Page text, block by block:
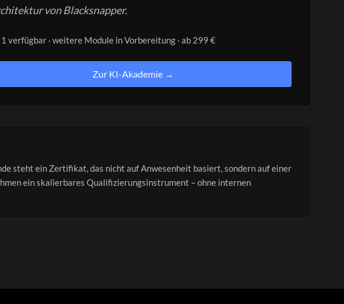
von Blacksnapper.
verfügbar · weitere Module in Vorbereitung · ab 299 €
Zur KI-Akademie →
steht ein Zertifikat, das nicht auf Anwesenheit basiert, sondern auf einer
ein skalierbares Qualifizierungsinstrument – ohne internen